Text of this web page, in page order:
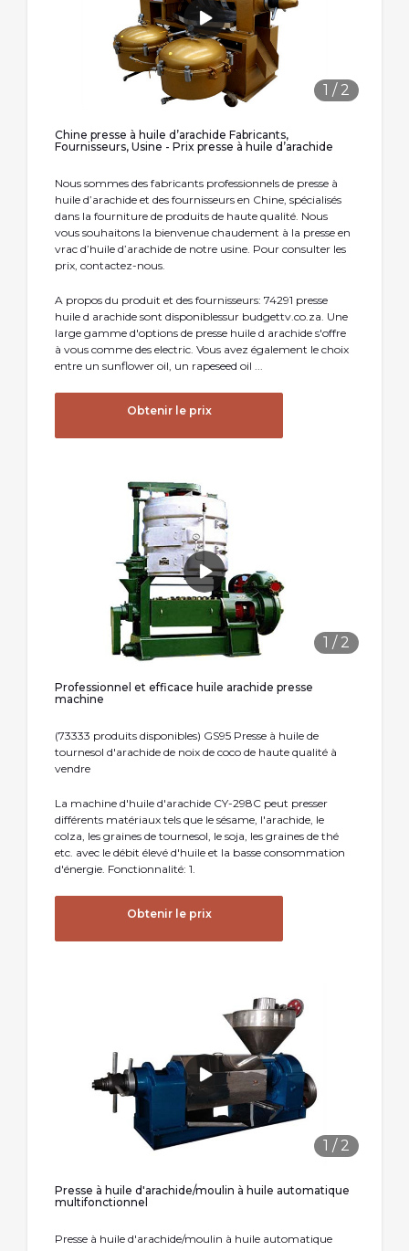
1 / 2
Chine presse à huile d’arachide Fabricants,
Fournisseurs, Usine - Prix presse à huile d’arachide
Nous sommes des fabricants professionnels de presse à
huile d’arachide et des fournisseurs en Chine, spécialisés
dans la fourniture de produits de haute qualité. Nous
vous souhaitons la bienvenue chaudement à la presse en
vrac d’huile d’arachide de notre usine. Pour consulter les
prix, contactez-nous.
A propos du produit et des fournisseurs: 74291 presse
huile d arachide sont disponiblessur budgettv.co.za. Une
large gamme d'options de presse huile d arachide s'offre
à vous comme des electric. Vous avez également le choix
entre un sunflower oil, un rapeseed oil ...
Obtenir le prix
1 / 2
Professionnel et efficace huile arachide presse
machine
(73333 produits disponibles) GS95 Presse à huile de
tournesol d'arachide de noix de coco de haute qualité à
vendre
La machine d'huile d'arachide CY-298C peut presser
différents matériaux tels que le sésame, l'arachide, le
colza, les graines de tournesol, le soja, les graines de thé
etc. avec le débit élevé d'huile et la basse consommation
d'énergie. Fonctionnalité: 1.
Obtenir le prix
1 / 2
Presse à huile d'arachide/moulin à huile automatique
multifonctionnel
Presse à huile d'arachide/moulin à huile automatique